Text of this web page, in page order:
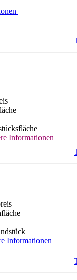
Informationen
Informationen